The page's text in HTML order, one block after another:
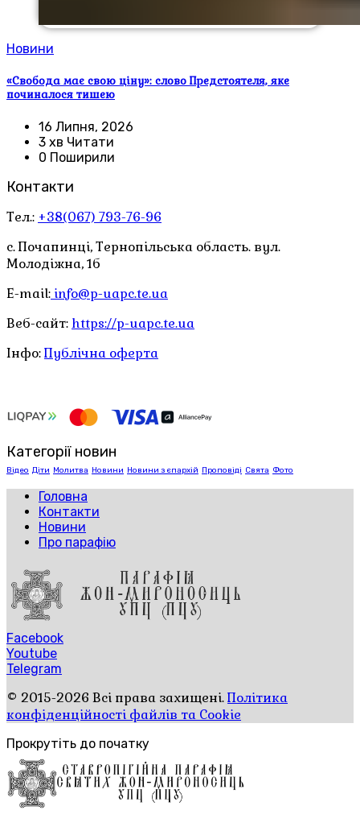
Новини
«Свобода має свою ціну»: слово Предстоятеля, яке
починалося тишею
16 Липня, 2026
3 хв Читати
0 Поширили
Контакти
Тел.: +38(067) 793-76-96
с. Почапинці, Тернопільська область. вул.
Молодіжна, 1б
E-mail: info@p-uapc.te.ua
Веб-сайт: https://p-uapc.te.ua
Інфо:Публічна оферта
Категорії новин
Відео Діти Молитва Новини Новини з єпархій Проповіді Свята Фото
Головна
Контакти
Новини
Про парафію
Facebook
Youtube
Telegram
© 2015-2026 Всі права захищені.Політика
конфіденційності файлів та Cookie
Прокрутіть до початку